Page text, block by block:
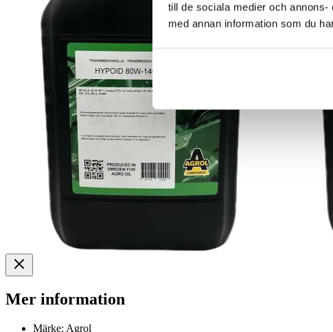
till de sociala medier och
med annan information som du
Mer information
Märke: Agrol